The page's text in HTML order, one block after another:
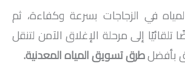
في الزجاجات بسرعة وكفاءة، ثم
تلقائيًا إلى مرحلة الإغلاق الآمن لتنقل
بأفضلطرق تسويق المياه المعدنية.